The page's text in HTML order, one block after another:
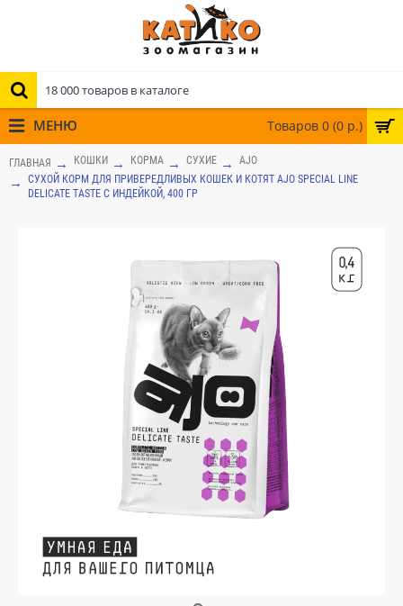
Товаров 0 (0 р.)
МЕНЮ
ГЛАВНАЯ КОШКИ КОРМА СУХИЕ
AJO
СУХОЙ КОРМ ДЛЯ ПРИВЕРЕДЛИВЫХ КОШЕК И КОТЯТ AJO SPECIAL LINE
DELICATE TASTE С ИНДЕЙКОЙ, 400 ГР